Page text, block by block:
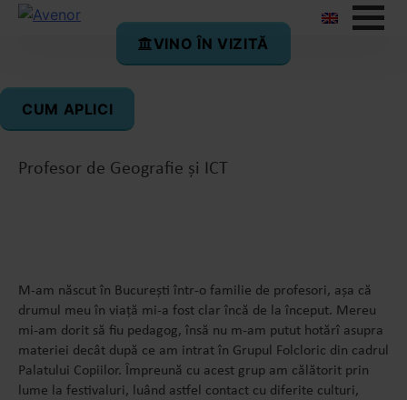
Victor Bratu
Profesor de Geografie și ICT
M-am născut în București într-o familie de profesori, așa că
drumul meu în viață mi-a fost clar încă de la început. Mereu
mi-am dorit să fiu pedagog, însă nu m-am putut hotărî asupra
materiei decât după ce am intrat în Grupul Folcloric din cadrul
Palatului Copiilor. Împreună cu acest grup am călătorit prin
lume la festivaluri, luând astfel contact cu diferite culturi,
VINO ÎN VIZITĂ
CUM APLICI